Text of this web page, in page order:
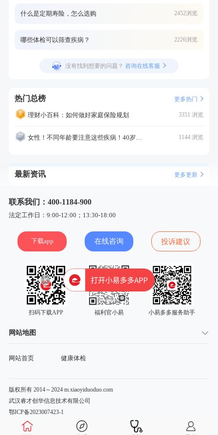
什么是定期寿险，怎么选购 2452浏览
哪些体检可以筛查疾病？ 2226浏览
没有找到想要的问题？ 咨询在线客服
热门总榜 更多热门
理财小百科：如何做好家庭保险规划 3351 浏览
女性！不同年龄要注意这些疾病！40岁的这个疾病最需要注意！ 1144 浏览
最新资讯 更多更新
联系我们：400-1184-900
法定工作日：9:00-12:00；13:30-18:00
下载app 在线咨询 投诉建议
扫码下载APP 福利官小易 小易多多服务助手
网站地图
网站首页 健康体检
版权所有 2014～2024 m.xiaoyiduoduo.com
武汉睿才创华信息技术有限公司
鄂ICP备2023007423-1